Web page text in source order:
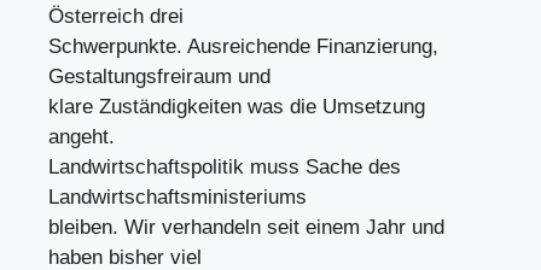
Österreich drei
Schwerpunkte. Ausreichende Finanzierung,
Gestaltungsfreiraum und
klare Zuständigkeiten was die Umsetzung
angeht.
Landwirtschaftspolitik muss Sache des
Landwirtschaftsministeriums
bleiben. Wir verhandeln seit einem Jahr und
haben bisher viel